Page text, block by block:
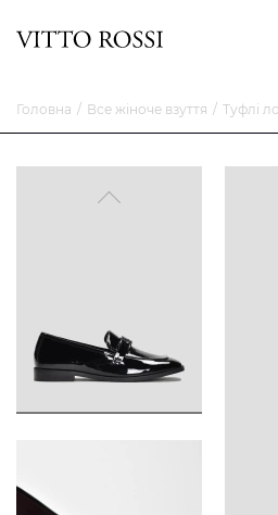
Головна Все жіноче взуття Туфлі